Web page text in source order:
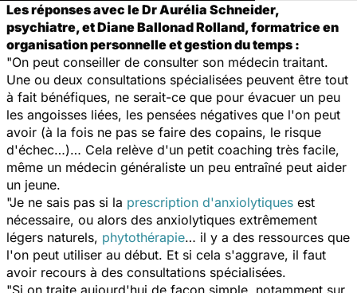
Les réponses avec le Dr Aurélia Schneider,
psychiatre, et Diane Ballonad Rolland, formatrice en
organisation personnelle et gestion du temps :
"On peut conseiller de consulter son médecin traitant.
Une ou deux consultations spécialisées peuvent être tout
à fait bénéfiques, ne serait-ce que pour évacuer un peu
les angoisses liées, les pensées négatives que l'on peut
avoir (à la fois ne pas se faire des copains, le risque
d'échec…)… Cela relève d'un petit coaching très facile,
même un médecin généraliste un peu entraîné peut aider
un jeune.
"Je ne sais pas si la prescription d'anxiolytiques est
nécessaire, ou alors des anxiolytiques extrêmement
légers naturels, phytothérapie… il y a des ressources que
l'on peut utiliser au début. Et si cela s'aggrave, il faut
avoir recours à des consultations spécialisées.
"Si on traite aujourd'hui de façon simple, notamment sur